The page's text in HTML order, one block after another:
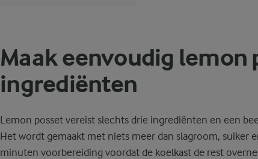
koolhydraten
24,8 gram
Maak eenvoudig lemon
ingrediënten
Lemon posset vereist slechts drie ingrediënten en een
Het wordt gemaakt met niets meer dan slagroom, suiker
minuten voorbereiding voordat de koelkast de rest